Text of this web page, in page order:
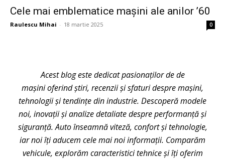
Cele mai emblematice mașini ale anilor ’60
Raulescu Mihai - 18 martie 2025 0
Acest blog este dedicat pasionaților de de
mașini oferind știri, recenzii și sfaturi despre mașini,
tehnologii și tendințe din industrie. Descoperă modele
noi, inovații și analize detaliate despre performanță și
siguranță. Auto înseamnă viteză, confort și tehnologie,
iar noi îți aducem cele mai noi informații. Comparăm
vehicule, explorăm caracteristici tehnice și îți oferim